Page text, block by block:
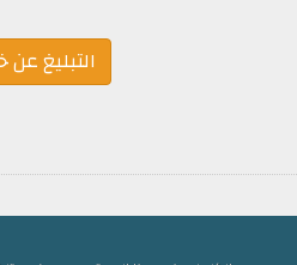
التبليغ عن